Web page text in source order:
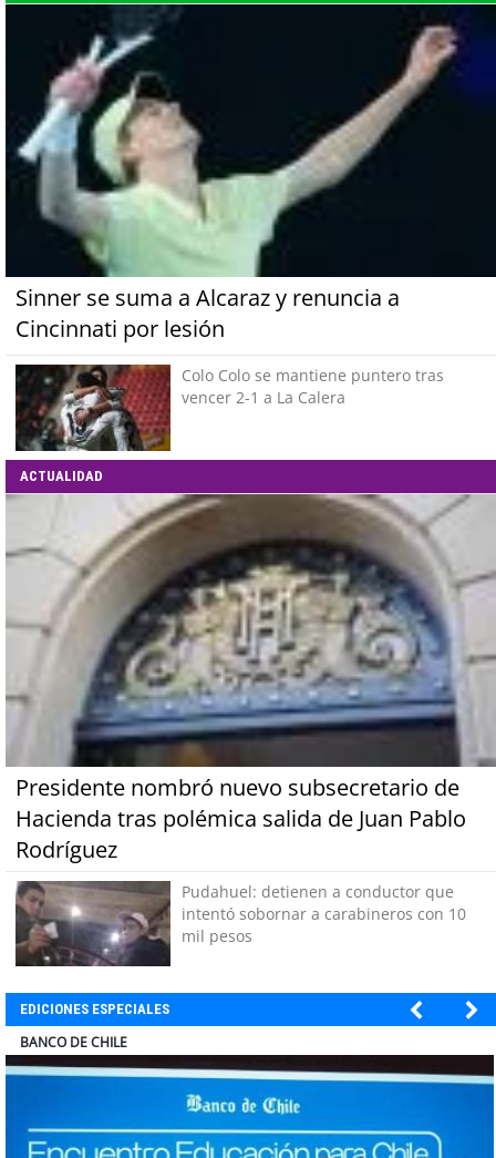
Sinner se suma a Alcaraz y renuncia a
Cincinnati por lesión
Colo Colo se mantiene puntero tras
vencer 2-1 a La Calera
ACTUALIDAD
Presidente nombró nuevo subsecretario de
Hacienda tras polémica salida de Juan Pablo
Rodríguez
Pudahuel: detienen a conductor que
intentó sobornar a carabineros con 10
mil pesos
EDICIONES ESPECIALES
COLEGIO RÍO LOA